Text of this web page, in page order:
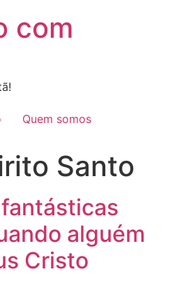
com
Quem somos
Santo
alguém
Cristo